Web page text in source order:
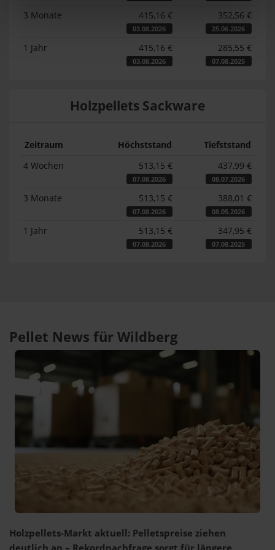
3 Monate 415,16 €
03.08.2026
352,56 €
25.06.2026
1 Jahr 415,16 €
03.08.2026
285,55 €
07.08.2025
Holzpellets Sackware
Zeitraum Höchststand
Tiefststand
4 Wochen
513,15 €
07.08.2026
437,99 €
08.07.2026
3 Monate 513,15 €
07.08.2026
388,01 €
08.05.2026
1 Jahr 513,15 €
07.08.2026
347,95 €
07.08.2025
Pellet News für Wildberg
Holzpellets-Markt aktuell: Pelletspreise ziehen